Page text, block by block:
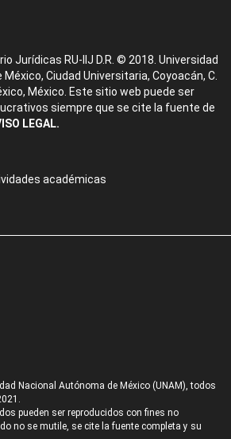
Jurídicas RU-IIJ D.R. © 2018. Universidad
Ciudad Universitaria, Coyoacán, C.
México. Este sitio web puede ser
siempre que se cite la fuente de
LEGAL.
académicas
Nacional Autónoma de México (UNAM), todos
pueden ser reproducidos con fines no
no se mutile, se cite la fuente completa y su